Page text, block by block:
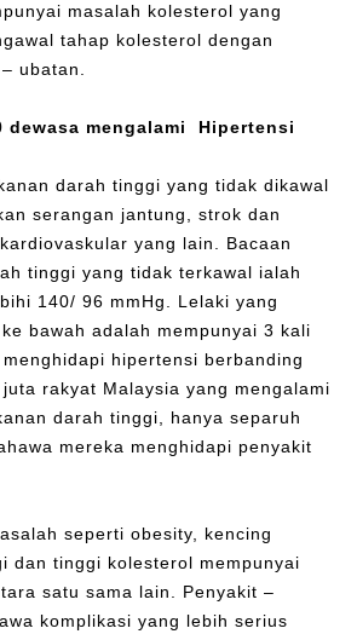
masalah kolesterol yang
tahap kolesterol dengan
ubatan.
dewasa mengalami Hipertensi
darah tinggi yang tidak dikawal
serangan jantung, strok dan
yang lain. Bacaan
tinggi yang tidak terkawal ialah
140/ 96 mmHg. Lelaki yang
bawah adalah mempunyai 3 kali
hipertensi berbanding
rakyat Malaysia yang mengalami
darah tinggi, hanya separuh
mereka menghidapi penyakit
seperti obesity, kencing
dan tinggi kolesterol mempunyai
satu sama lain. Penyakit –
komplikasi yang lebih serius